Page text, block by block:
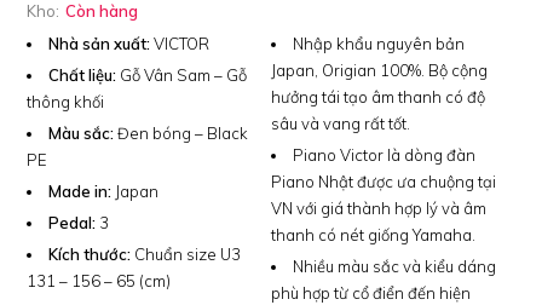
Kho: Còn hàng
Nhà sản xuất: VICTOR
Chất liệu: Gỗ Vân Sam – Gỗ
thông khối
Màu sắc: Đen bóng – Black
PE
Made in: Japan
Pedal: 3
Kích thước: Chuẩn size U3
131 – 156 – 65 (cm)
Nhập khẩu nguyên bản
Japan, Origian 100%. Bộ cộng
hưởng tái tạo âm thanh có độ
sâu và vang rất tốt.
Piano Victor là dòng đàn
Piano Nhật được ưa chuộng tại
VN với giá thành hợp lý và âm
thanh có nét giống Yamaha.
Nhiều màu sắc và kiểu dáng
phù hợp từ cổ điển đến hiện